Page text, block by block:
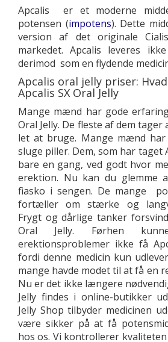
Apcalis er et moderne
potensen (impotens). Dette
version af det originale
markedet. Apcalis leveres
derimod som en flydende
Apcalis oral jelly priser:
Apcalis SX Oral Jelly
Mange mænd har gode
Oral Jelly. De fleste af dem
let at bruge. Mange mænd
sluge piller. Dem, som har taget
bare en gang, ved godt hvor
erektion. Nu kan du glemme
fiasko i sengen. De mange
fortæller om stærke og
Frygt og dårlige tanker
Oral Jelly. Førhen
erektionsproblemer ikke få
fordi denne medicin kun
mange havde modet til at få en
Nu er det ikke længere
Jelly findes i online-butikker
Jelly Shop tilbyder medicinen
være sikker på at få
hos os. Vi kontrollerer